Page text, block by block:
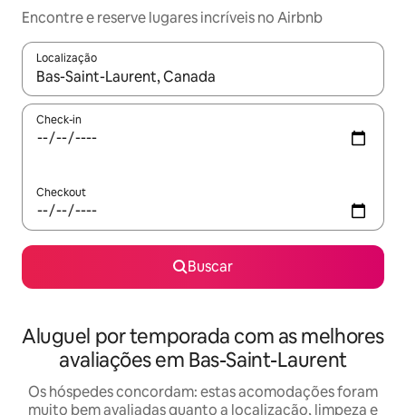
Encontre e reserve lugares incríveis no Airbnb
Localização
Quando os resultados estiverem disponíveis, explore-os
Check-in
Checkout
Buscar
Aluguel por temporada com as melhores
avaliações em Bas-Saint-Laurent
Os hóspedes concordam: estas acomodações foram
muito bem avaliadas quanto a localização, limpeza e